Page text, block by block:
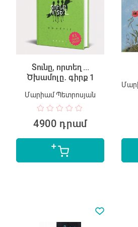
Տունը, որտեղ...
Ծխամոլը․ գիրք 1
Մարիամ Պետրոսյան
4900 դրամ